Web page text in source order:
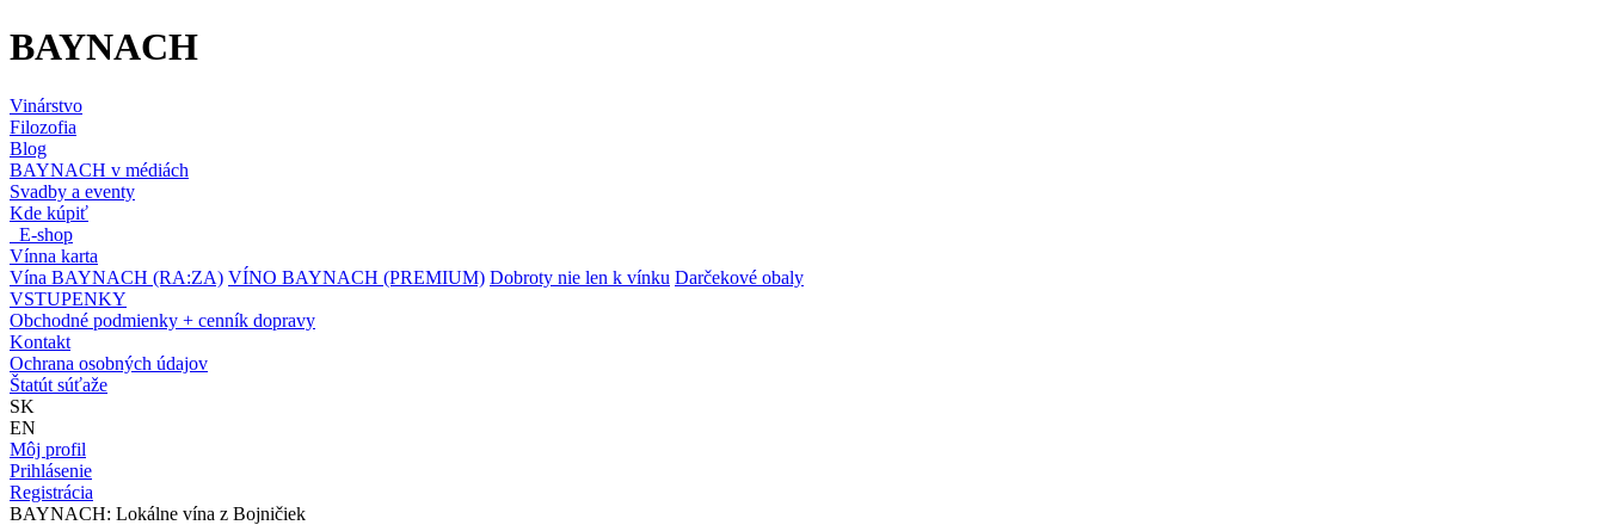
BAYNACH
Vinárstvo
Filozofia
Blog
BAYNACH v médiách
Svadby a eventy
Kde kúpiť
E-shop
Vínna karta
Vína BAYNACH (RA:ZA) VÍNO BAYNACH (PREMIUM) Dobroty nie len k vínku Darčekové obaly
VSTUPENKY
Obchodné podmienky + cenník dopravy
Kontakt
Ochrana osobných údajov
Štatút súťaže
SK
EN
Môj profil
Prihlásenie
Registrácia
BAYNACH: Lokálne vína z Bojničiek